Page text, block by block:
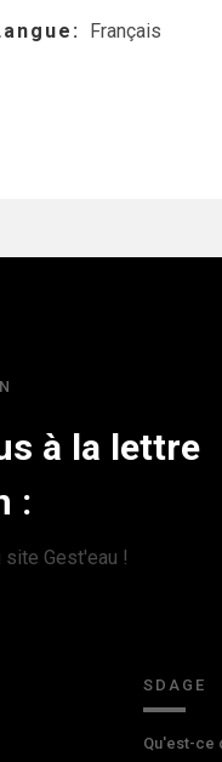
Français
à la lettre
:
Gest'eau !
SDAGE
Qu'est-ce